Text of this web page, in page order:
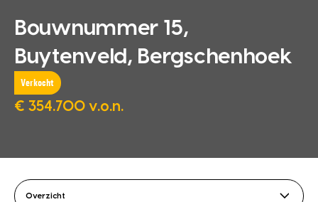
Bouwnummer 15,
Buytenveld, Bergschenhoek
Verkocht
€ 354.700 v.o.n.
Overzicht